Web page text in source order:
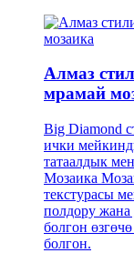
Алмаз
мрамай
Big Diamond
ички
татаалдык
Мозаика
текстурасы
полдору жана
болгон
болгон.